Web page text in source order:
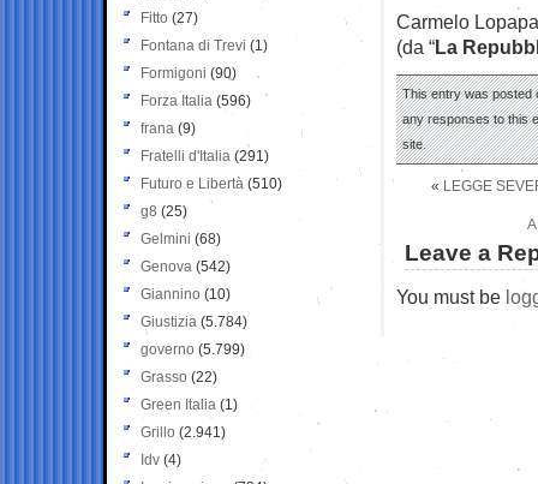
Carmelo Lopapa
(da “La
This entry was posted
any responses to this
site.
« LEGGE
Leave a
You must be
Fitto (27)
Fontana di Trevi (1)
Formigoni (90)
Forza Italia (596)
frana (9)
Fratelli d'Italia (291)
Futuro e Libertà (510)
g8 (25)
Gelmini (68)
Genova (542)
Giannino (10)
Giustizia (5.784)
governo (5.799)
Grasso (22)
Green Italia (1)
Grillo (2.941)
Idv (4)